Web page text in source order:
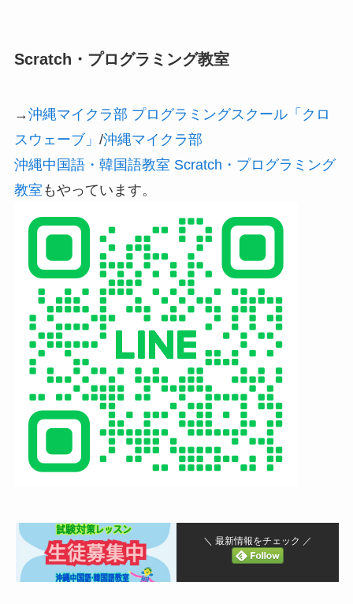
Scratch・プログラミング教室
→沖縄マイクラ部 プログラミングスクール「クロ
スウェーブ」 /沖縄マイクラ部
沖縄中国語・韓国語教室 Scratch・プログラミング
教室 もやっています。
＼ 最新情報をチェック ／